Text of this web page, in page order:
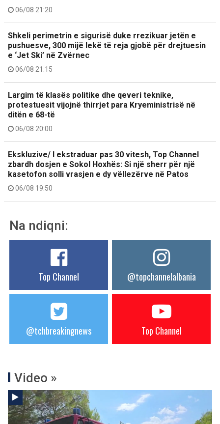
06/08 21:20
Shkeli perimetrin e sigurisë duke rrezikuar jetën e
pushuesve, 300 mijë lekë të reja gjobë për drejtuesin
e ‘Jet Ski’ në Zvërnec
06/08 21:15
Largim të klasës politike dhe qeveri teknike,
protestuesit vijojnë thirrjet para Kryeministrisë në
ditën e 68-të
06/08 20:00
Ekskluzive/ I ekstraduar pas 30 vitesh, Top Channel
zbardh dosjen e Sokol Hoxhës: Si një sherr për një
kasetofon solli vrasjen e dy vëllezërve në Patos
06/08 19:50
Na ndiqni:
Top Channel @topchannelalbania
@tchbreakingnews Top Channel
Video »